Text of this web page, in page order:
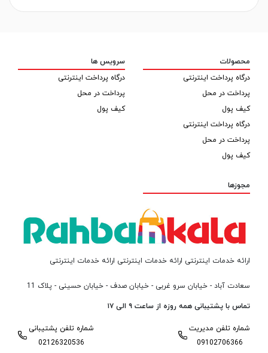
محصولات
درگاه پرداخت اینترنتی
پرداخت در محل
کیف پول
درگاه پرداخت اینترنتی
پرداخت در محل
کیف پول
سرویس ها
درگاه پرداخت اینترنتی
پرداخت در محل
کیف پول
مجوزها
ارائه خدمات اینترنتی ارائه خدمات اینترنتی ارائه خدمات اینترنتی
سعادت آباد - خیابان سرو غربی - خیابان صدف - خیابان حسینی - پلاک 11
تماس با پشتیبانی همه روزه از ساعت ۹ الی ۱۷
شماره تلفن مدیریت
09102706366
شماره تلفن پشتیبانی
02126320536